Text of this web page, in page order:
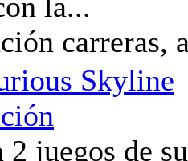
carreras,
Skyline
2 juegos de